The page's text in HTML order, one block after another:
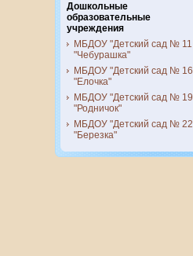
Дошкольные
образовательные
учреждения
МБДОУ "Детский сад № 11
"Чебурашка"
МБДОУ "Детский сад № 16
"Елочка"
МБДОУ "Детский сад № 19
"Родничок"
МБДОУ "Детский сад № 22
"Березка"